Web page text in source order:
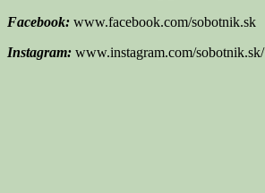
Facebook: www.facebook.com/sobotnik.sk
Instagram: www.instagram.com/sobotnik.sk/